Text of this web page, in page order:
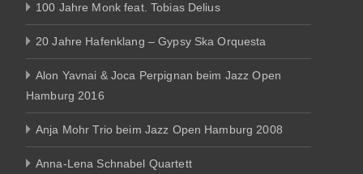
100 Jahre Monk feat. Tobias Delius
20 Jahre Hafenklang – Gypsy Ska Orquesta
Alon Yavnai & Joca Perpignan beim Jazz Open
Hamburg 2016
Anja Mohr Trio beim Jazz Open Hamburg 2008
Anna-Lena Schnabel Quartett